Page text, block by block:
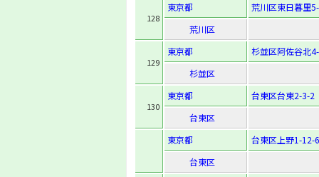
128
東京都
荒川区東日暮里
荒川区
129
東京都
杉並区阿佐谷北
杉並区
130
東京都
台東区台東2-3-2
台東区
東京都
台東区上野1-12-6
台東区